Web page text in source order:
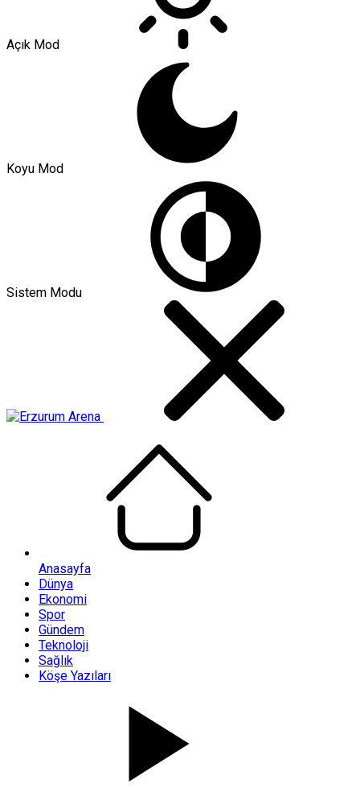
Açık Mod
Koyu Mod
Sistem Modu
Anasayfa
Dünya
Ekonomi
Spor
Gündem
Teknoloji
Sağlık
Köşe Yazıları